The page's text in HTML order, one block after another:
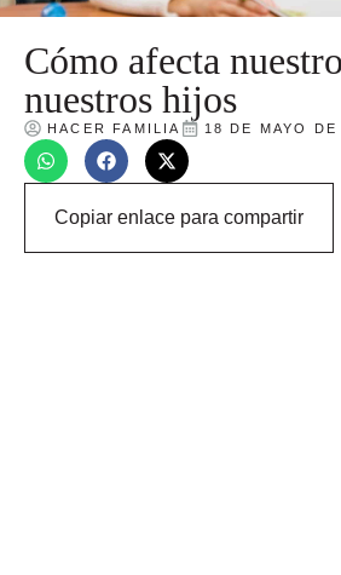
Cómo afecta
nuestros hijos
HACER FAMILIA 18 DE MAYO DE
Copiar enlace para compartir